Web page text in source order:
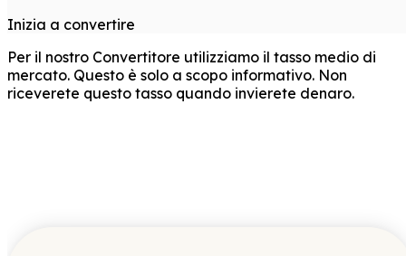
Inizia a convertire
Per il nostro Convertitore utilizziamo il tasso medio di
mercato. Questo è solo a scopo informativo. Non
riceverete questo tasso quando invierete denaro.